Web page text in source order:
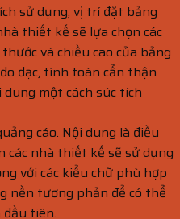
sử dụng, vị trí đặt bảng
thiết kế sẽ lựa chọn các
và chiều cao của bảng
đạc, tính toán cẩn thận
một cách súc tích
cáo. Nội dung là điều
các nhà thiết kế sẽ sử dụng
với các kiểu chữ phù hợp
nền tương phản để có thể
tiên.